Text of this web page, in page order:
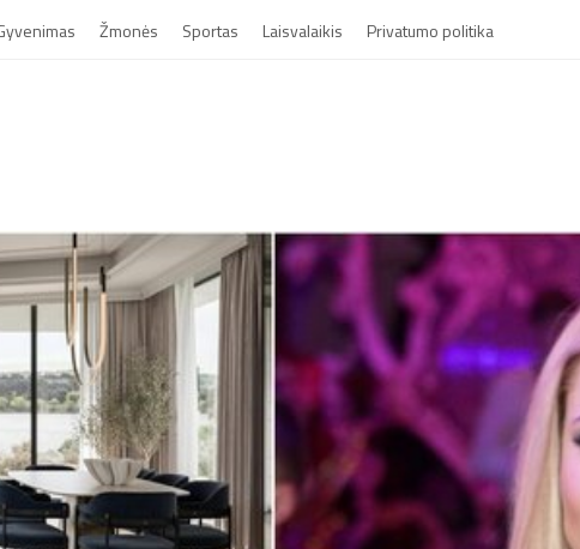
Žmonės Sportas Laisvalaikis Privatumo politika